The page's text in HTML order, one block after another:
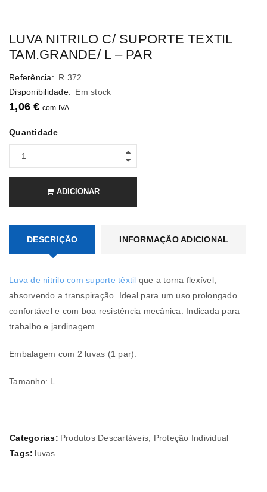
LUVA NITRILO C/ SUPORTE TEXTIL
TAM.GRANDE/ L – PAR
Referência: R.372
Disponibilidade: Em stock
1,06€ com IVA
Quantidade
ADICIONAR
DESCRIÇÃO INFORMAÇÃO ADICIONAL
Luva de nitrilo com suporte têxtil que a torna flexível,
absorvendo a transpiração. Ideal para um uso prolongado
confortável e com boa resistência mecânica. Indicada para
trabalho e jardinagem.
Embalagem com 2 luvas (1 par).
Tamanho: L
Categorias: Produtos Descartáveis, Proteção Individual
Tags: luvas